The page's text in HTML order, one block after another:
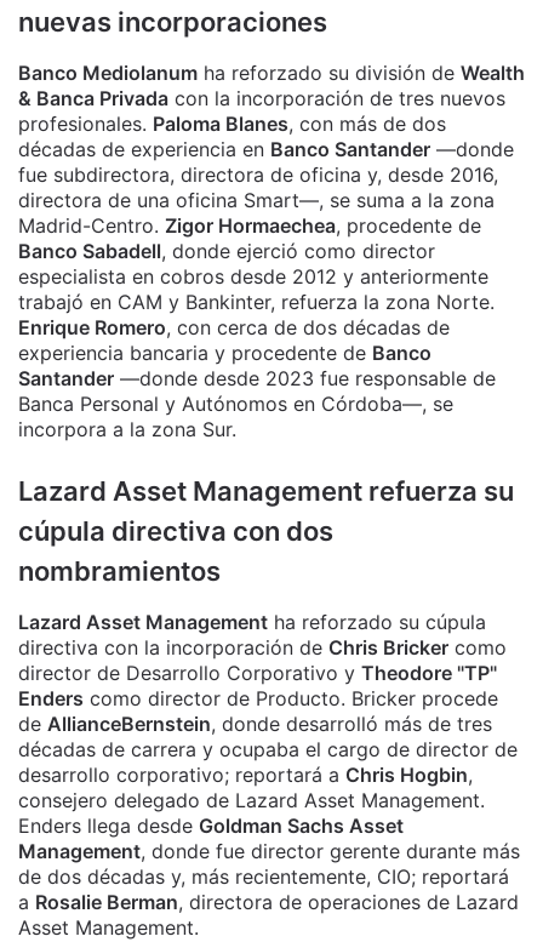
nuevas incorporaciones
Banco Mediolanum ha reforzado su división de Wealth
& Banca Privada con la incorporación de tres nuevos
profesionales. Paloma Blanes, con más de dos
décadas de experiencia en Banco Santander —donde
fue subdirectora, directora de oficina y, desde 2016,
directora de una oficina Smart—, se suma a la zona
Madrid-Centro. Zigor Hormaechea, procedente de
Banco Sabadell, donde ejerció como director
especialista en cobros desde 2012 y anteriormente
trabajó en CAM y Bankinter, refuerza la zona Norte.
Enrique Romero, con cerca de dos décadas de
experiencia bancaria y procedente de Banco
Santander —donde desde 2023 fue responsable de
Banca Personal y Autónomos en Córdoba—, se
incorpora a la zona Sur.
Lazard Asset Management refuerza su
cúpula directiva con dos
nombramientos
Lazard Asset Management ha reforzado su cúpula
directiva con la incorporación de Chris Bricker como
director de Desarrollo Corporativo y Theodore "TP"
Enders como director de Producto. Bricker procede
de AllianceBernstein, donde desarrolló más de tres
décadas de carrera y ocupaba el cargo de director de
desarrollo corporativo; reportará a Chris Hogbin,
consejero delegado de Lazard Asset Management.
Enders llega desde Goldman Sachs Asset
Management, donde fue director gerente durante más
de dos décadas y, más recientemente, CIO; reportará
a Rosalie Berman, directora de operaciones de Lazard
Asset Management.